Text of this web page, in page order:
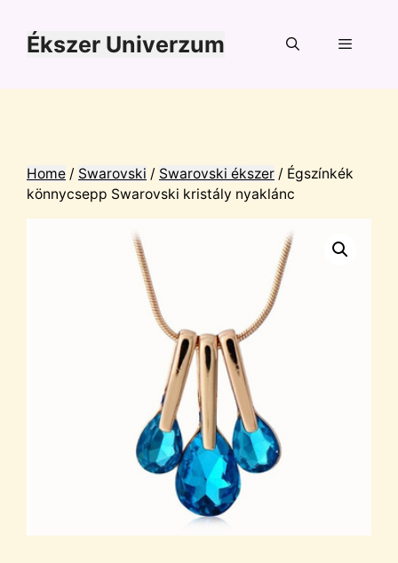
tartalomba
Ékszer Univerzum
Home / Swarovski / Swarovski ékszer / Égszínkék
könnycsepp Swarovski kristály nyaklánc